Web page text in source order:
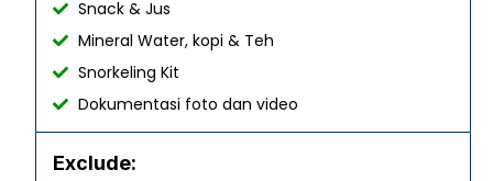
Snack & Jus
Mineral Water, kopi & Teh
Snorkeling Kit
Dokumentasi foto dan video
Exclude: